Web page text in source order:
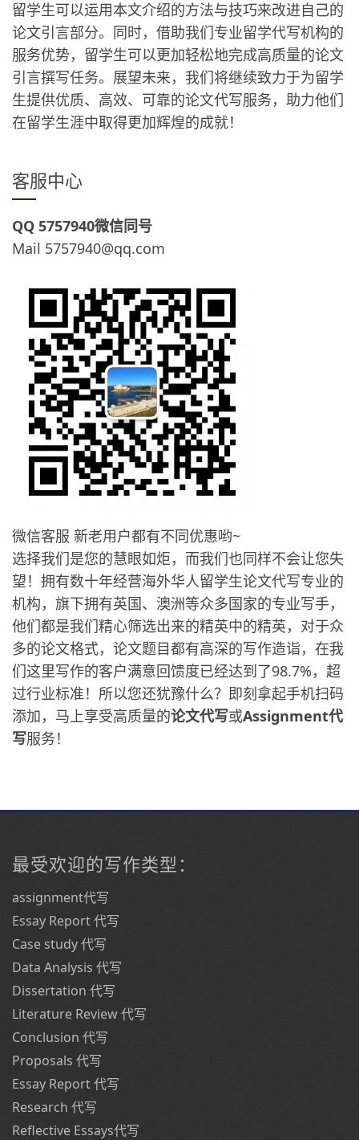
留学生可以运用本文介绍的方法与技巧来改进自己的
论文引言部分。同时，借助我们专业留学代写机构的
服务优势，留学生可以更加轻松地完成高质量的论文
引言撰写任务。展望未来，我们将继续致力于为留学
生提供优质、高效、可靠的论文代写服务，助力他们
在留学生涯中取得更加辉煌的成就！
客服中心
QQ 5757940微信同号
Mail 5757940@qq.com
微信客服 新老用户都有不同优惠哟~
选择我们是您的慧眼如炬，而我们也同样不会让您失
望！拥有数十年经营海外华人留学生论文代写专业的
机构，旗下拥有英国、澳洲等众多国家的专业写手，
他们都是我们精心筛选出来的精英中的精英，对于众
多的论文格式，论文题目都有高深的写作造诣，在我
们这里写作的客户满意回馈度已经达到了98.7%，超
过行业标准！所以您还犹豫什么？即刻拿起手机扫码
添加，马上享受高质量的论文代写或Assignment代
写服务！
最受欢迎的写作类型：
assignment代写
Essay Report 代写
Case study 代写
Data Analysis 代写
Dissertation 代写
Literature Review 代写
Conclusion 代写
Proposals 代写
Essay Report 代写
Research 代写
Reflective Essays代写